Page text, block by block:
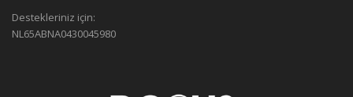
Destekleriniz için:
NL65ABNA0430045980